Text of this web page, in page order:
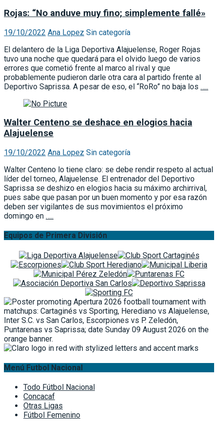
19/10/2022 Ana Lopez Sin categoría
El delantero de la Liga Deportiva Alajuelense, Roger Rojas
errores que cometió frente al marco al rival y que
probablemente pudieron darle otra cara al partido frente al
Deportivo Saprissa. A pesar de eso, el “RoRo” no baja los
Walter Centeno se deshace en elogios hacia
Alajuelense
19/10/2022 Ana Lopez
Walter Centeno lo tiene claro: se debe rendir respeto al actual
Saprissa se deshizo en elogios hacia su máximo archirrival,
pues sabe que pasan por un buen momento y por esa razón
deben ser vigilantes de sus movimientos el próximo
domingo en…..
Equipos de Primera División
Menú Futbol Nacional
Todo Fútbol Nacional
Otras Ligas
Fútbol Femenino
GRACIAS A NUESTROS PATROCINADORES: